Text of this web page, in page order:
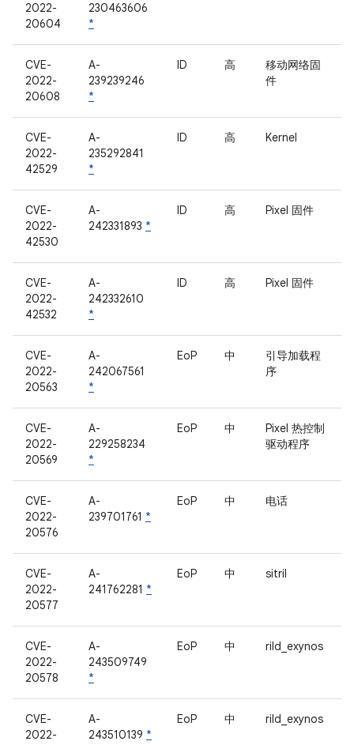
2022-
20604
230463606
*
CVE-
2022-
20608
A-
239239246
*
ID 高
移动网络固
件
CVE-
2022-
42529
A-
235292841
*
ID 高 Kernel
CVE-
2022-
42530
A-
242331893 *
ID 高 Pixel 固件
CVE-
2022-
42532
A-
242332610
*
ID 高 Pixel 固件
CVE-
2022-
20563
A-
242067561
*
EoP 中
引导加载程
序
CVE-
2022-
20569
A-
229258234
*
EoP 中
Pixel 热控制
驱动程序
CVE-
2022-
20576
A-
239701761 *
EoP 中 电话
CVE-
2022-
20577
A-
241762281 *
EoP 中 sitril
CVE-
2022-
20578
A-
243509749
*
EoP 中 rild_exynos
CVE-
2022-
A-
243510139 *
EoP 中 rild_exynos